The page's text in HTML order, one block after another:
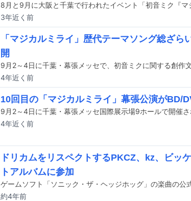
3年近く 前
「マジカルミライ」歴代テーマソング総ざ
開
4年近く 前
10回目の「マジカルミライ」幕張公演がBD/
4年近く 前
ドリカムをリスペクトするPKCZ、kz、ビッ
トアルバムに参加
約4年前